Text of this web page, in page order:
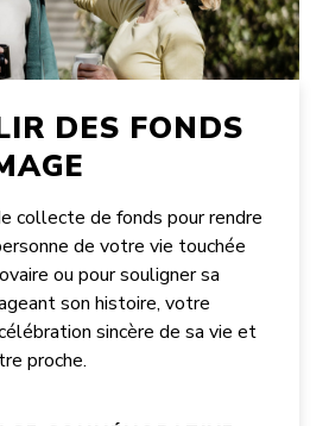
DES FONDS
collecte de fonds pour rendre
de votre vie touchée
ou pour souligner sa
son histoire, votre
sincère de sa vie et
proche.